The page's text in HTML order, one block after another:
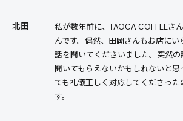
北田
私が数年前に、TAOCA COFFEEさ
んです。偶然、田岡さんもお店にい
話を聞いてくださいました。突然
聞いてもらえないかもしれないと
ても礼儀正しく対応してくださった
す。